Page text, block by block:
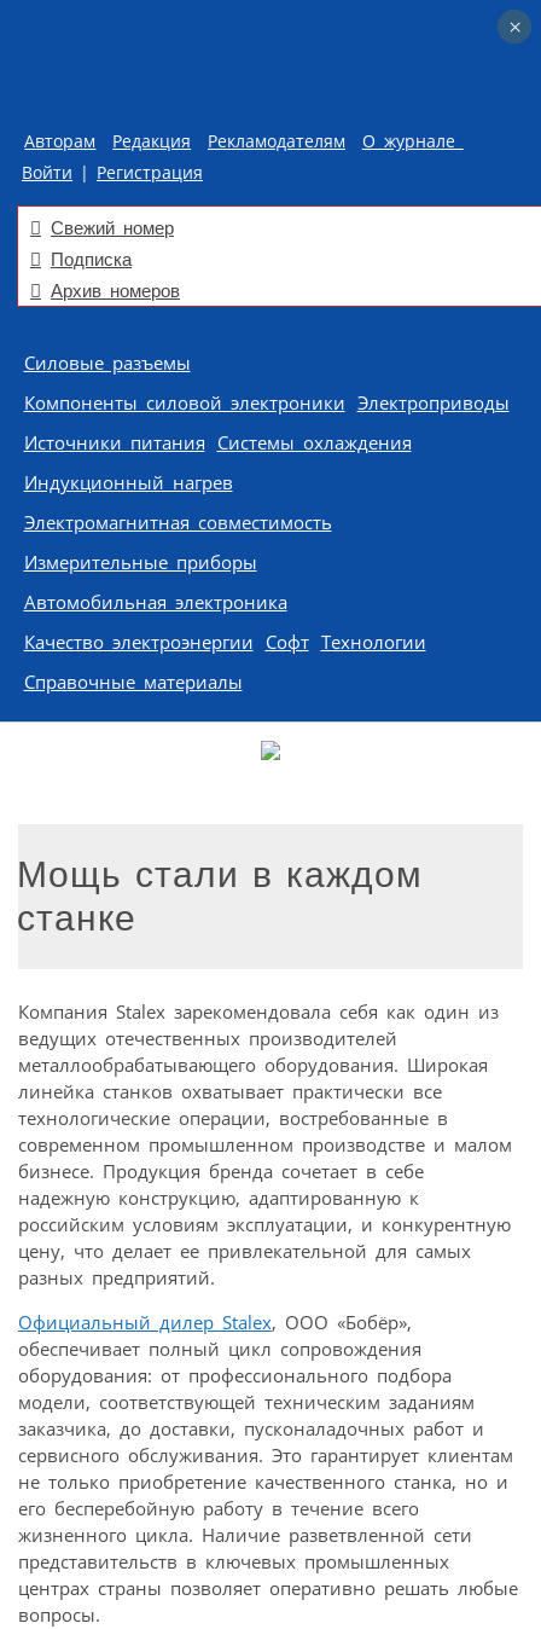
Авторам Редакция Рекламодателям
О журнале
Войти | Регистрация
Свежий номер
Подписка
Архив номеров
Skip to content
Силовые разъемы
Компоненты силовой электроники Электроприводы
Источники питания Системы охлаждения
Индукционный нагрев
Электромагнитная совместимость
Измерительные приборы
Автомобильная электроника
Качество электроэнергии Софт Технологии
Справочные материалы
Мощь стали в каждом
станке
Компания Stalex зарекомендовала себя как один из
ведущих отечественных производителей
металлообрабатывающего оборудования. Широкая
линейка станков охватывает практически все
технологические операции, востребованные в
современном промышленном производстве и малом
бизнесе. Продукция бренда сочетает в себе
надежную конструкцию, адаптированную к
российским условиям эксплуатации, и конкурентную
цену, что делает ее привлекательной для самых
разных предприятий.
Официальный дилер Stalex, ООО «Бобёр»,
обеспечивает полный цикл сопровождения
оборудования: от профессионального подбора
модели, соответствующей техническим заданиям
заказчика, до доставки, пусконаладочных работ и
сервисного обслуживания. Это гарантирует клиентам
не только приобретение качественного станка, но и
его бесперебойную работу в течение всего
жизненного цикла. Наличие разветвленной сети
представительств в ключевых промышленных
центрах страны позволяет оперативно решать любые
вопросы.
×
×